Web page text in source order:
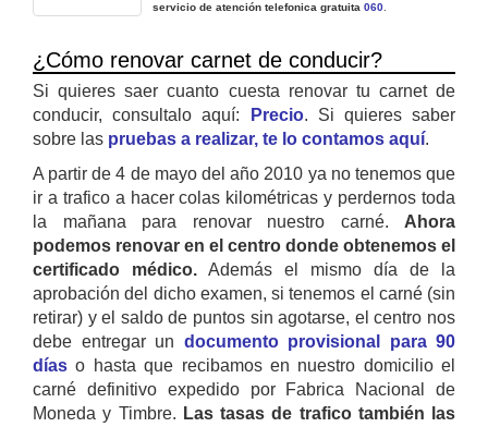
servicio de atención telefonica gratuita 060
¿Cómo renovar carnet de conducir?
Si quieres saer cuanto cuesta renovar tu carnet de
conducir, consultalo aquí:
Precio. Si quieres saber
sobre las pruebas a realizar, te lo contamos aquí.
A partir de 4 de mayo del año 2010 ya no tenemos que
ir a trafico a hacer colas kilométricas y perdernos toda
la mañana para renovar nuestro carné. Ahora
podemos renovar en el centro donde obtenemos el
certificado médico. Además el mismo día de la
aprobación del dicho examen, si tenemos el carné (sin
retirar) y el saldo de puntos sin agotarse, el centro nos
debe entregar un documento provisional para 90
días o hasta que recibamos en nuestro domicilio el
carné definitivo expedido por Fabrica Nacional de
Moneda y Timbre. Las tasas de trafico también las